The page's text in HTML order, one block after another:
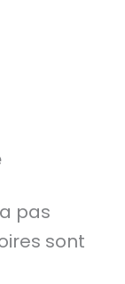
pas
sont